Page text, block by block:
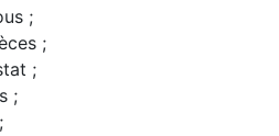
;
;
;
;